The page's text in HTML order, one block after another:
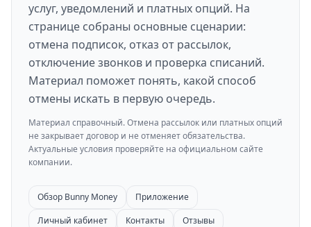
услуг, уведомлений и платных опций. На
странице собраны основные сценарии:
отмена подписок, отказ от рассылок,
отключение звонков и проверка списаний.
Материал поможет понять, какой способ
отмены искать в первую очередь.
Материал справочный. Отмена рассылок или платных опций
не закрывает договор и не отменяет обязательства.
Актуальные условия проверяйте на официальном сайте
компании.
Обзор Bunny Money
Приложение
Личный кабинет
Контакты
Отзывы